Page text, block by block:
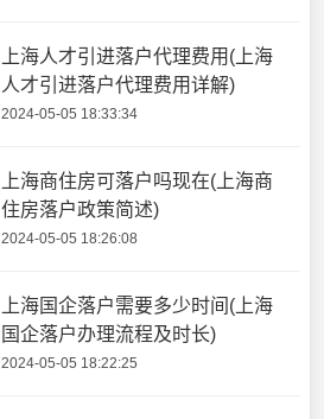
上海人才引进落户代理费用(上海
人才引进落户代理费用详解)
2024-05-05 18:33:34
上海商住房可落户吗现在(上海商
住房落户政策简述)
2024-05-05 18:26:08
上海国企落户需要多少时间(上海
国企落户办理流程及时长)
2024-05-05 18:22:25